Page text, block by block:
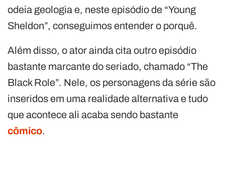
odeia geologia e, neste episódio de “Young
Sheldon”, conseguimos entender o porquê.
Além disso, o ator ainda cita outro episódio
bastante marcante do seriado, chamado “The
Black Role”. Nele, os personagens da série são
inseridos em uma realidade alternativa e tudo
que acontece ali acaba sendo bastante
cômico.